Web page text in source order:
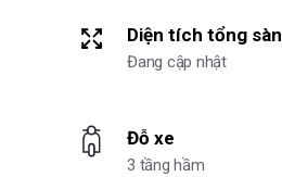
Diện tích tổng sàn
Đang cập nhật
Đỗ xe
3 tầng hầm